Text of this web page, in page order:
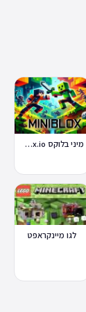
מיני בלוקס Miniblox.io
לגו מיינקראפט